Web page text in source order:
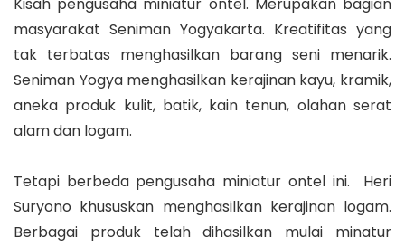
Kisah pengusaha miniatur ontel. Merupakan bagian
masyarakat Seniman Yogyakarta. Kreatifitas yang
tak terbatas menghasilkan barang seni menarik.
Seniman Yogya menghasilkan kerajinan kayu, kramik,
aneka produk kulit, batik, kain tenun, olahan serat
alam dan logam.
Tetapi berbeda pengusaha miniatur ontel ini. Heri
Suryono khususkan menghasilkan kerajinan logam.
Berbagai produk telah dihasilkan mulai minatur